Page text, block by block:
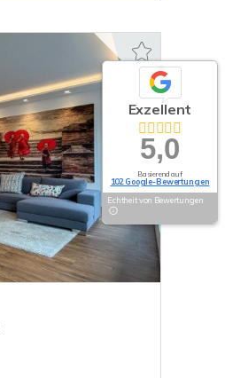
Exzellent
5,0
Basierend auf
102 Google-Bewertungen
Echtheit von Bewertungen